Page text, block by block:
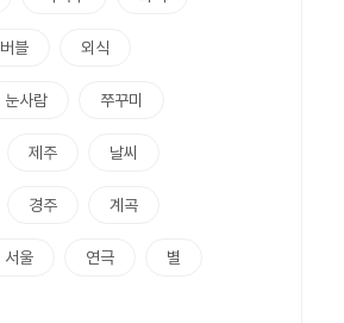
버블 외식
눈사람 쭈꾸미
제주 날씨
경주 계곡
서울 연극 별